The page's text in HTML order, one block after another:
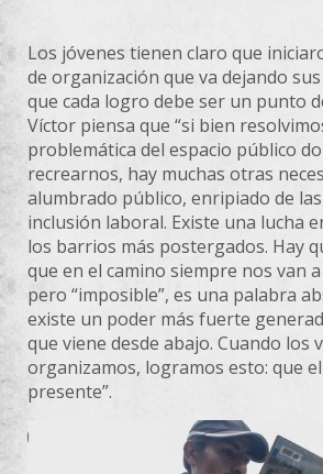
Los jóvenes tienen claro que
de organización que va dejando
que cada logro debe ser un punto
Víctor piensa que “si bien
problemática del espacio público
recrearnos, hay muchas otras
alumbrado público, enripiado de las
inclusión laboral. Existe una lucha
los barrios más postergados. Hay
que en el camino siempre nos van
pero “imposible”, es una palabra
existe un poder más fuerte
que viene desde abajo. Cuando los
organizamos, logramos esto: que
presente”.